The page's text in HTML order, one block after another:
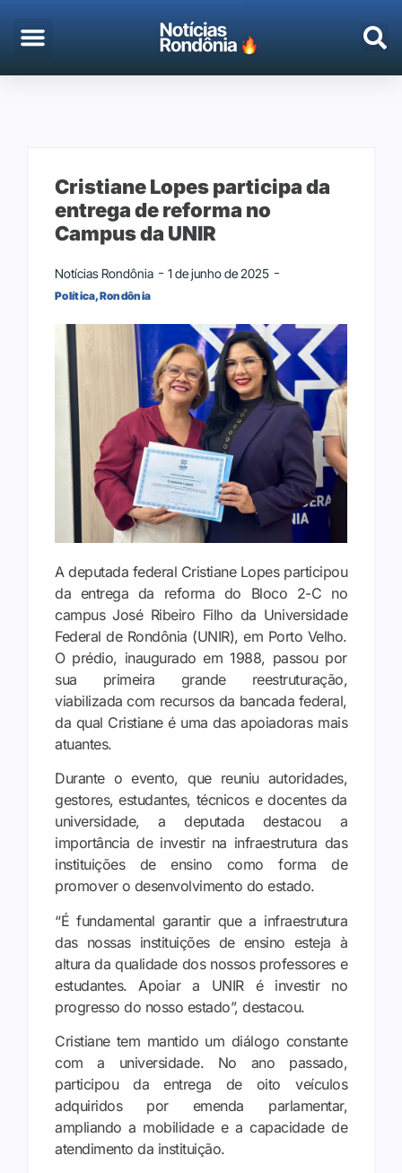
Cristiane Lopes participa da
entrega de reforma no
Campus da UNIR
Notícias Rondônia 1 de junho de 2025
Política,Rondônia
A deputada federal Cristiane Lopes participou
da entrega da reforma do Bloco 2-C no
campus José Ribeiro Filho da Universidade
Federal de Rondônia (UNIR), em Porto Velho.
O prédio, inaugurado em 1988, passou por
sua primeira grande reestruturação,
viabilizada com recursos da bancada federal,
da qual Cristiane é uma das apoiadoras mais
atuantes.
Durante o evento, que reuniu autoridades,
gestores, estudantes, técnicos e docentes da
universidade, a deputada destacou a
importância de investir na infraestrutura das
instituições de ensino como forma de
promover o desenvolvimento do estado.
“É fundamental garantir que a infraestrutura
das nossas instituições de ensino esteja à
altura da qualidade dos nossos professores e
estudantes. Apoiar a UNIR é investir no
progresso do nosso estado”, destacou.
Cristiane tem mantido um diálogo constante
com a universidade. No ano passado,
participou da entrega de oito veículos
adquiridos por emenda parlamentar,
ampliando a mobilidade e a capacidade de
atendimento da instituição.